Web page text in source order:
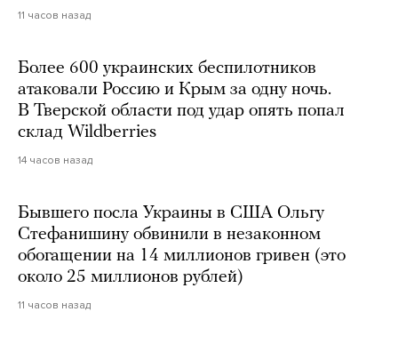
11 часов назад
Более 600 украинских беспилотников
атаковали Россию и Крым за одну ночь.
В Тверской области под удар опять попал
склад Wildberries
14 часов назад
Бывшего посла Украины в США Ольгу
Стефанишину обвинили в незаконном
обогащении на 14 миллионов гривен (это
около 25 миллионов рублей)
11 часов назад